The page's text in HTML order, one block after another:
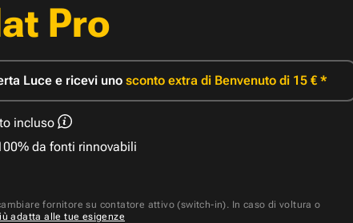
Pro
Luce e ricevi uno sconto extra di Benvenuto di 15 € *
incluso
da fonti rinnovabili
fornitore su contatore attivo (switch-in). In caso di voltura o
adatta alle tue esigenze